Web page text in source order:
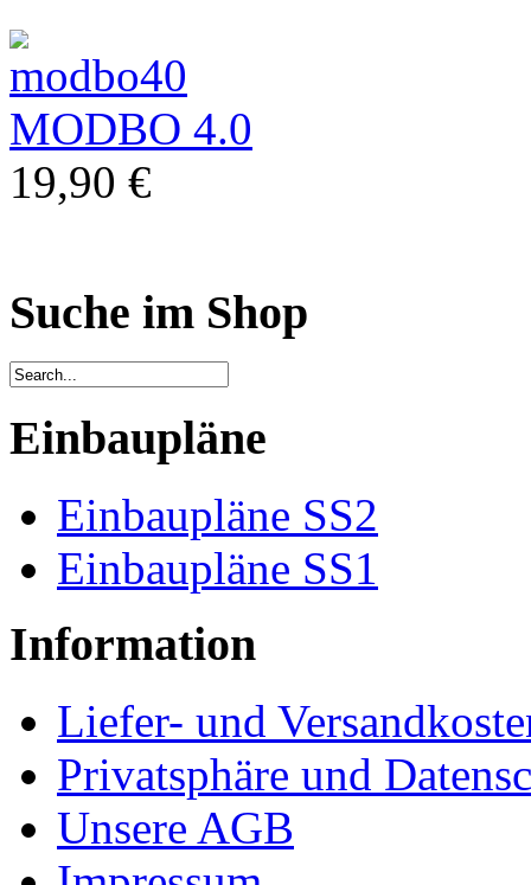
MODBO 4.0
19,90 €
Suche im Shop
Einbaupläne
Einbaupläne SS2
Einbaupläne SS1
Information
Liefer- und
Privatsphäre und
Unsere AGB